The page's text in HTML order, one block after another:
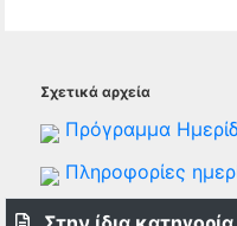
Σχετικά αρχεία
Πρόγραμμα
Πληροφορίες